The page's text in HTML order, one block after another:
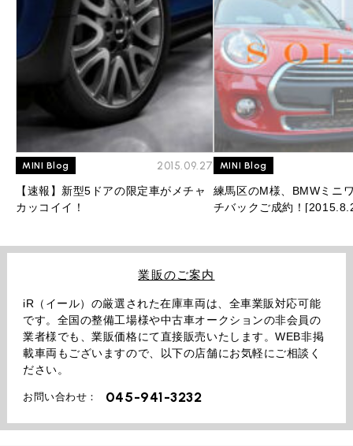
MINI Blog 2015.09.27
【速報】新型5ドアの限定車がメチャ
カッコイイ！
MINI Blog
練馬区のM様、BMWミニ
チバックご成約！
業販のご案内
iR（イール）の厳選された在庫車両は、全車業販対応可能
です。全国の整備工場様や中古車オークションの非会員の
業者様でも、業販価格にて直接販売いたします。WEB非掲
載車両もございますので、以下の店舗にお気軽にご相談く
ださい。
お問い合わせ： 045-941-3232